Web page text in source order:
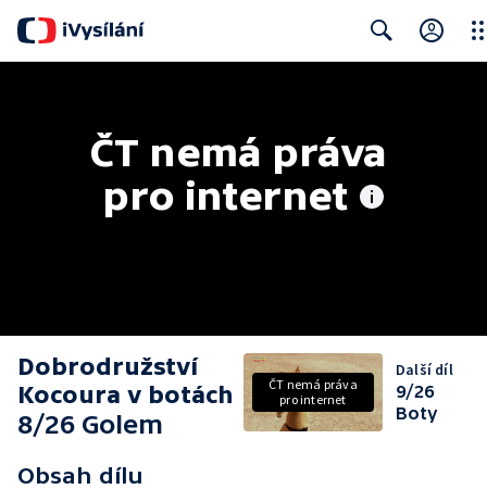
ČT nemá práva
pro internet
Dobrodružství
Kocoura v botách
8/26 Golem
Obsah dílu
ČT nemá práva
pro internet
Další díl
9/26
Boty